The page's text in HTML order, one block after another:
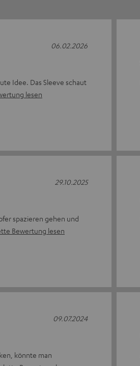
Idee. Das Sleeve schaut
lesen
06.02.2026
spazieren gehen und
Bewertung lesen
29.10.2025
könnte man
09.07.2024